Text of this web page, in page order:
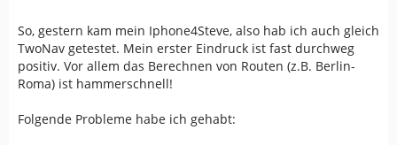
So, gestern kam mein Iphone4Steve, also hab ich auch gleich
TwoNav getestet. Mein erster Eindruck ist fast durchweg
positiv. Vor allem das Berechnen von Routen (z.B. Berlin-
Roma) ist hammerschnell!
Folgende Probleme habe ich gehabt: